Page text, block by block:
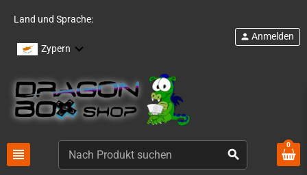
Land und Sprache:
Zypern
view_headline search
person Anmelden
0